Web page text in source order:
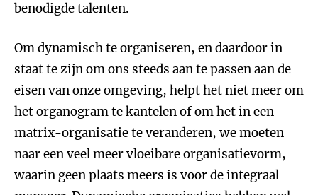
benodigde talenten.
Om dynamisch te organiseren, en daardoor in
staat te zijn om ons steeds aan te passen aan de
eisen van onze omgeving, helpt het niet meer om
het organogram te kantelen of om het in een
matrix-organisatie te veranderen, we moeten
naar een veel meer vloeibare organisatievorm,
waarin geen plaats meers is voor de integraal